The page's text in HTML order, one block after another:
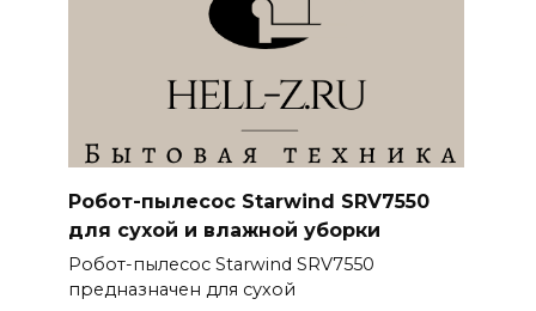
Робот-пылесос Starwind SRV7550
для сухой и влажной уборки
Робот-пылесос Starwind SRV7550
предназначен для сухой